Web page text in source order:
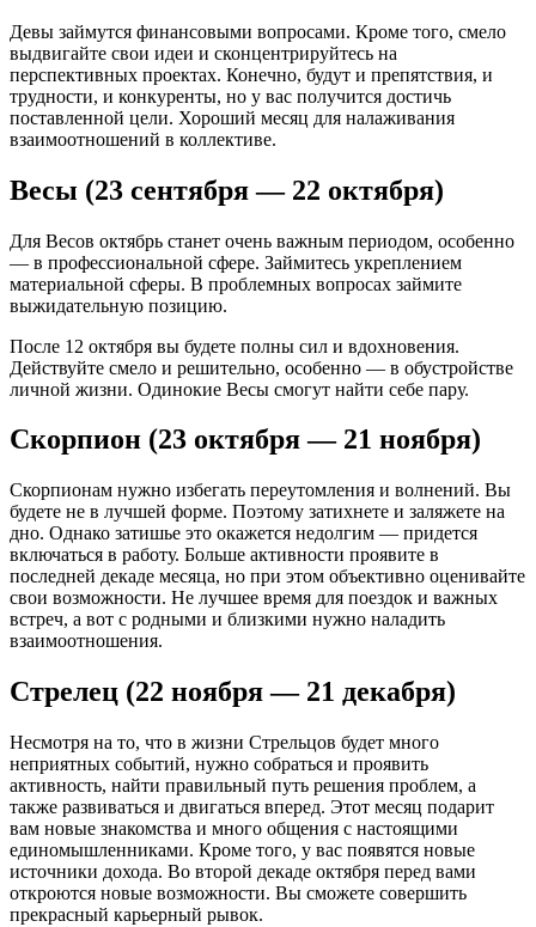
Девы займутся финансовыми вопросами. Кроме того, смело
выдвигайте свои идеи и сконцентрируйтесь на
перспективных проектах. Конечно, будут и препятствия, и
трудности, и конкуренты, но у вас получится достичь
поставленной цели. Хороший месяц для налаживания
взаимоотношений в коллективе.
Весы (23 сентября — 22 октября)
Для Весов октябрь станет очень важным периодом, особенно
— в профессиональной сфере. Займитесь укреплением
материальной сферы. В проблемных вопросах займите
выжидательную позицию.
После 12 октября вы будете полны сил и вдохновения.
Действуйте смело и решительно, особенно — в обустройстве
личной жизни. Одинокие Весы смогут найти себе пару.
Скорпион (23 октября — 21 ноября)
Скорпионам нужно избегать переутомления и волнений. Вы
будете не в лучшей форме. Поэтому затихнете и заляжете на
дно. Однако затишье это окажется недолгим — придется
включаться в работу. Больше активности проявите в
последней декаде месяца, но при этом объективно оценивайте
свои возможности. Не лучшее время для поездок и важных
встреч, а вот с родными и близкими нужно наладить
взаимоотношения.
Стрелец (22 ноября — 21 декабря)
Несмотря на то, что в жизни Стрельцов будет много
неприятных событий, нужно собраться и проявить
активность, найти правильный путь решения проблем, а
также развиваться и двигаться вперед. Этот месяц подарит
вам новые знакомства и много общения с настоящими
единомышленниками. Кроме того, у вас появятся новые
источники дохода. Во второй декаде октября перед вами
откроются новые возможности. Вы сможете совершить
прекрасный карьерный рывок.